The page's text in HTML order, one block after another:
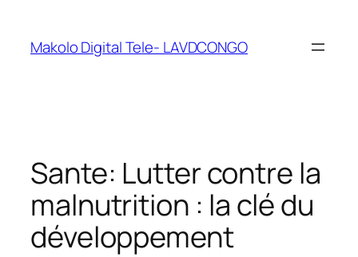
Makolo Digital Tele- LAVDCONGO
Sante: Lutter contre la
malnutrition : la clé du
développement